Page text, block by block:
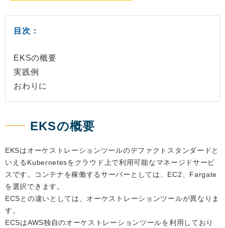
目次：
EKSの概要
実践例
おわりに
EKSの概要
EKSはオーケストレーションツールのデファクトスタンダードと
いえるKubernetesをクラウド上で利用可能なマネージドサービ
スです。コンテナを稼働するサーバーとしては、EC2、Fargate
を選択できます。
ECSとの違いとしては、オーケストレーションツールが異なりま
す。
ECSはAWS独自のオーケストレーションツールを利用しており